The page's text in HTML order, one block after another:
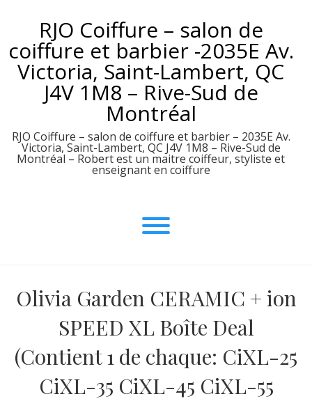
contenuRJO Coiffure – salon de
coiffure et barbier -2035E Av.
Victoria, Saint-Lambert, QC
J4V 1M8 – Rive-Sud de
Montréal
RJO Coiffure – salon de coiffure et barbier – 2035E Av.
Victoria, Saint-Lambert, QC J4V 1M8 – Rive-Sud de
Montréal – Robert est un maitre coiffeur, styliste et
enseignant en coiffure
Olivia Garden CERAMIC + ion
SPEED XL Boîte Deal
(Contient 1 de chaque: CiXL-25
CiXL-35 CiXL-45 CiXL-55